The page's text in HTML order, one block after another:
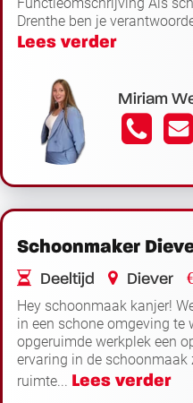
Drenthe ben je
Lees verder
Miriam
Schoonmaker
Deeltijd Diever
Hey schoonmaak kanjer!
in een schone omgeving te
opgeruimde werkplek een
ervaring in de
ruimte... Lees verder